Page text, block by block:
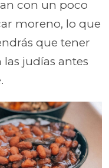
con un poco
moreno, lo que
que tener
judías antes